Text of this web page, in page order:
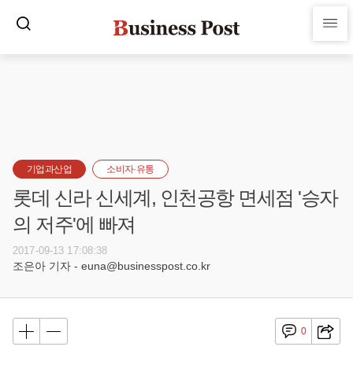
기업과산업 소비자·유통
롯데 신라 신세계, 인천공항 면세점 '승자
의 저주'에 빠져
2017-09-13 17:08:38
조은아 기자 - euna@businesspost.co.kr
0